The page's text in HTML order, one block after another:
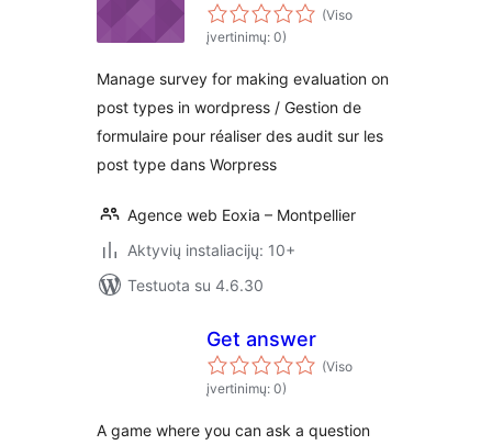
(Viso
įvertinimų: 0)
Manage survey for making evaluation on
post types in wordpress / Gestion de
formulaire pour réaliser des audit sur les
post type dans Worpress
Agence web Eoxia – Montpellier
Aktyvių instaliacijų: 10+
Testuota su 4.6.30
Get answer
(Viso
įvertinimų: 0)
A game where you can ask a question